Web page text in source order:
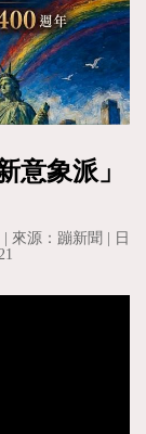
i
o
n
意象派」
來源：蹦新聞 | 日